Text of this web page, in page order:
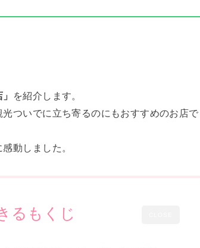
を紹介します。
ついでに立ち寄るのにもおすすめのお店で
動しました。
るもくじ